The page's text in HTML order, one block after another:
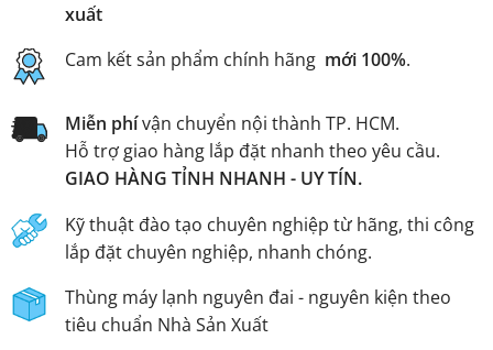
xuất
Cam kết sản phẩm chính hãng mới 100%.
Miễn phívận chuyển nội thành TP. HCM.
Hỗ trợ giao hàng lắp đặt nhanh theo yêu cầu.
GIAO HÀNG TỈNH NHANH - UY TÍN.
Kỹ thuật đào tạo chuyên nghiệp từ hãng, thi công
lắp đặt chuyên nghiệp, nhanh chóng.
Thùng máy lạnh nguyên đai - nguyên kiện theo
tiêu chuẩn Nhà Sản Xuất